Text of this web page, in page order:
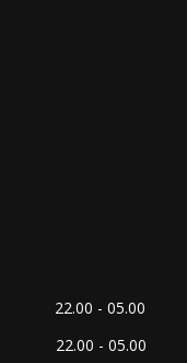
22.00 - 05.00
22.00 - 05.00